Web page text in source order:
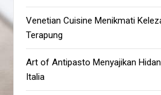
Venetian Cuisine Menikmati
Terapung
Art of Antipasto Menyajikan
Italia